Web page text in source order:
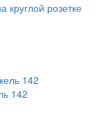
круглой розетке
142